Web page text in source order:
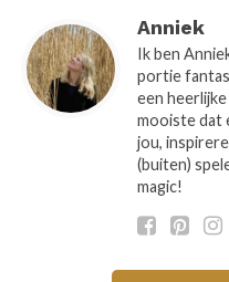
gekleurde
kun je je kind
de
stoepkrijten!
Anniek
Ik ben
portie
een
mooiste dat
jou,
(buiten)
magic!